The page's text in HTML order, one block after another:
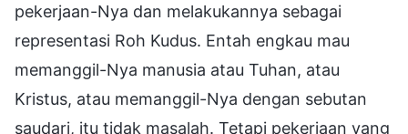
pekerjaan-Nya dan melakukannya sebagai
representasi Roh Kudus. Entah engkau mau
memanggil-Nya manusia atau Tuhan, atau
Kristus, atau memanggil-Nya dengan sebutan
saudari, itu tidak masalah. Tetapi pekerjaan yang